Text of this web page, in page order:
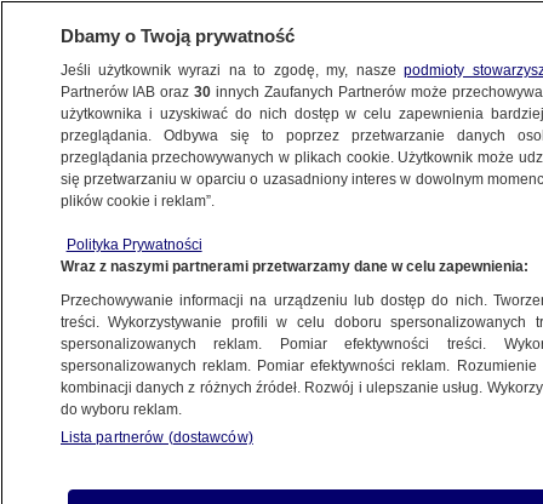
ŚWIAT
przez nazwę sąsiada. Admirał ministrem
14.01.2019, 07:10Aktualizacja: 14.01.2019, 07:13
Udostępnij
Dbamy o Twoją prywatność
Jeśli użytkownik wyrazi na to zgodę, my, naszepodmioty
Partnerów IAB oraz30 innych Zaufanych Partnerów może
użytkownika i uzyskiwać do nich dostęp w celu zapewnienia
przeglądania. Odbywa się to poprzez przetwarzanie danych
przeglądania przechowywanych w plikach cookie. Użytkownik może
się przetwarzaniu w oparciu o uzasadniony interes w dowolnym
plików cookie i reklam”.
Polityka Prywatności
Wraz z naszymi partnerami przetwarzamy dane w celu zapewnienia:
Przechowywanie informacji na urządzeniu lub dostęp do nich.
treści. Wykorzystywanie profili w celu doboru spersonalizowanych
spersonalizowanych reklam. Pomiar efektywności treści.
spersonalizowanych reklam. Pomiar efektywności reklam.
kombinacji danych z różnych źródeł. Rozwój i ulepszanie usług.
do wyboru reklam.
Lista partnerów (dostawców)